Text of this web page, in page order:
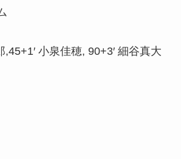
,45+1′ 小泉佳穂, 90+3′ 細谷真大